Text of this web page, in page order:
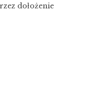
dołożenie